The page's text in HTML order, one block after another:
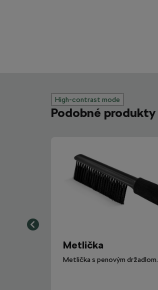
High-contrast mode
Podobné produkty
Metlička
Metlička s penovým držadlom.